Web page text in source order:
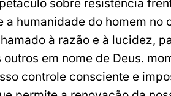
sobre resistência
a humanidade do homem no
à razão e à lucidez,
em nome de Deus.
controle consciente e